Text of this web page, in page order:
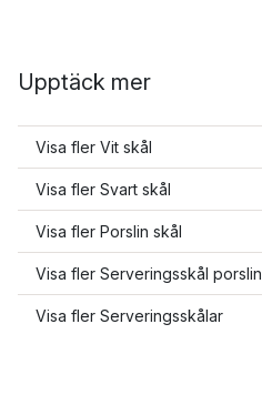
Upptäck mer
Visa fler Vit skål
Visa fler Svart skål
Visa fler Porslin skål
Visa fler Serveringsskål porslin
Visa fler Serveringsskålar